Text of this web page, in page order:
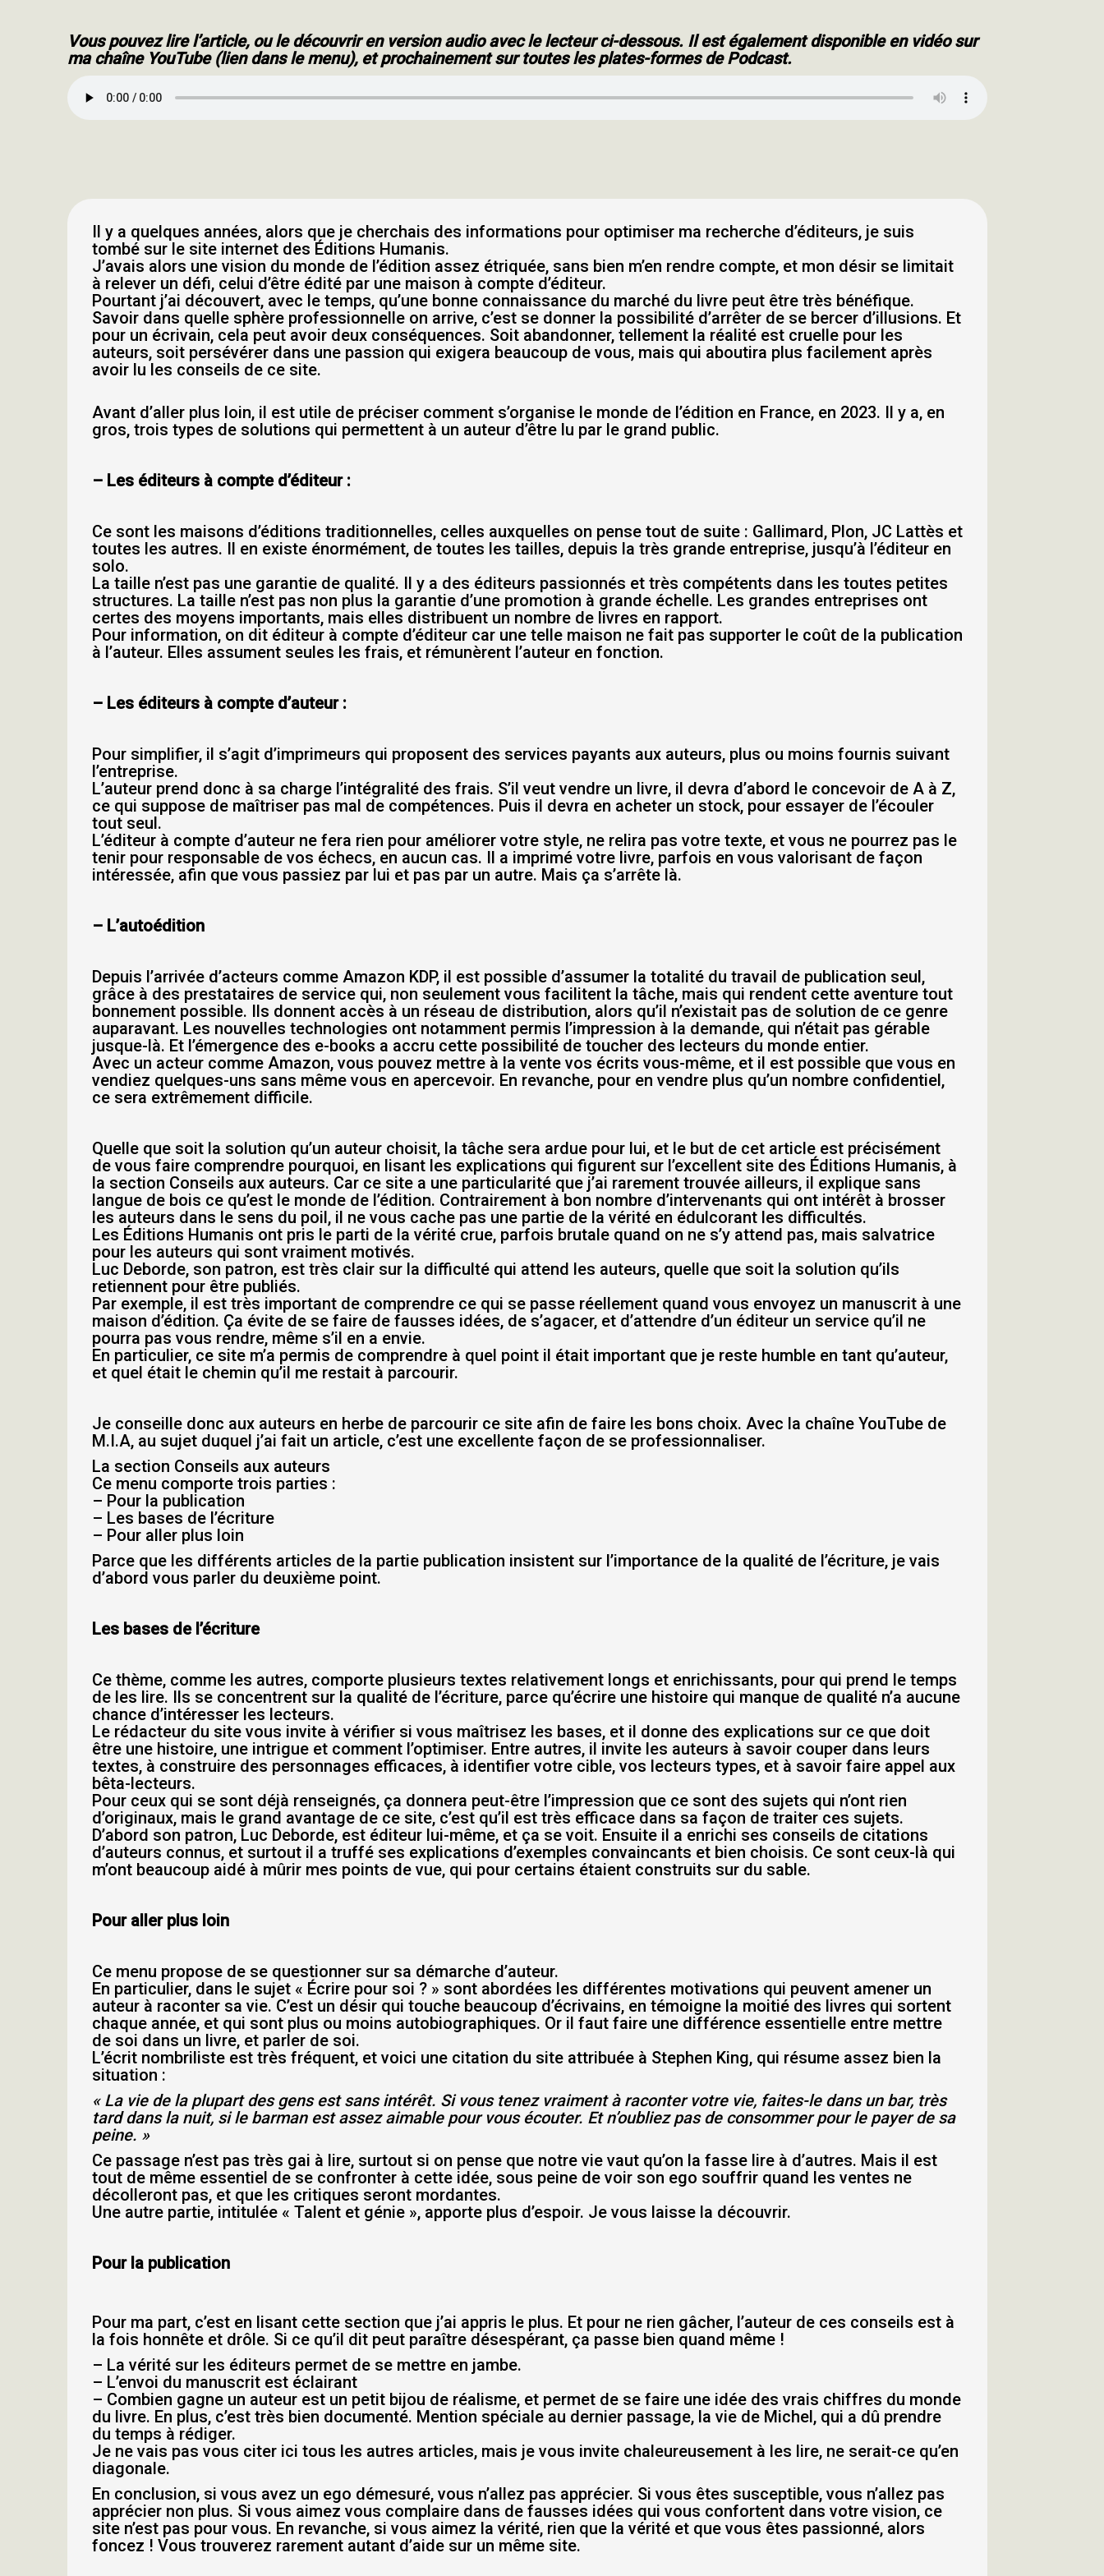
Vous pouvez lire l’article, ou le découvrir en version audio avec le lecteur ci-dessous. Il est également disponible en vidéo sur
ma chaîne YouTube (lien dans le menu), et prochainement sur toutes les plates-formes de Podcast.
Il y a quelques années, alors que je cherchais des informations pour optimiser ma recherche d’éditeurs, je suis
tombé sur le site internet des Éditions Humanis.
J’avais alors une vision du monde de l’édition assez étriquée, sans bien m’en rendre compte, et mon désir se limitait
à relever un défi, celui d’être édité par une maison à compte d’éditeur.
Pourtant j’ai découvert, avec le temps, qu’une bonne connaissance du marché du livre peut être très bénéfique.
Savoir dans quelle sphère professionnelle on arrive, c’est se donner la possibilité d’arrêter de se bercer d’illusions. Et
pour un écrivain, cela peut avoir deux conséquences. Soit abandonner, tellement la réalité est cruelle pour les
auteurs, soit persévérer dans une passion qui exigera beaucoup de vous, mais qui aboutira plus facilement après
avoir lu les conseils de ce site.
Avant d’aller plus loin, il est utile de préciser comment s’organise le monde de l’édition en France, en 2023. Il y a, en
gros, trois types de solutions qui permettent à un auteur d’être lu par le grand public.
– Les éditeurs à compte d’éditeur :
Ce sont les maisons d’éditions traditionnelles, celles auxquelles on pense tout de suite : Gallimard, Plon, JC Lattès et
toutes les autres. Il en existe énormément, de toutes les tailles, depuis la très grande entreprise, jusqu’à l’éditeur en
solo.
La taille n’est pas une garantie de qualité. Il y a des éditeurs passionnés et très compétents dans les toutes petites
structures. La taille n’est pas non plus la garantie d’une promotion à grande échelle. Les grandes entreprises ont
certes des moyens importants, mais elles distribuent un nombre de livres en rapport.
Pour information, on dit éditeur à compte d’éditeur car une telle maison ne fait pas supporter le coût de la publication
à l’auteur. Elles assument seules les frais, et rémunèrent l’auteur en fonction.
– Les éditeurs à compte d’auteur :
Pour simplifier, il s’agit d’imprimeurs qui proposent des services payants aux auteurs, plus ou moins fournis suivant
l’entreprise.
L’auteur prend donc à sa charge l’intégralité des frais. S’il veut vendre un livre, il devra d’abord le concevoir de A à Z,
ce qui suppose de maîtriser pas mal de compétences. Puis il devra en acheter un stock, pour essayer de l’écouler
tout seul.
L’éditeur à compte d’auteur ne fera rien pour améliorer votre style, ne relira pas votre texte, et vous ne pourrez pas le
tenir pour responsable de vos échecs, en aucun cas. Il a imprimé votre livre, parfois en vous valorisant de façon
intéressée, afin que vous passiez par lui et pas par un autre. Mais ça s’arrête là.
– L’autoédition
Depuis l’arrivée d’acteurs comme Amazon KDP, il est possible d’assumer la totalité du travail de publication seul,
grâce à des prestataires de service qui, non seulement vous facilitent la tâche, mais qui rendent cette aventure tout
bonnement possible. Ils donnent accès à un réseau de distribution, alors qu’il n’existait pas de solution de ce genre
auparavant. Les nouvelles technologies ont notamment permis l’impression à la demande, qui n’était pas gérable
jusque-là. Et l’émergence des e-books a accru cette possibilité de toucher des lecteurs du monde entier.
Avec un acteur comme Amazon, vous pouvez mettre à la vente vos écrits vous-même, et il est possible que vous en
vendiez quelques-uns sans même vous en apercevoir. En revanche, pour en vendre plus qu’un nombre confidentiel,
ce sera extrêmement difficile.
Quelle que soit la solution qu’un auteur choisit, la tâche sera ardue pour lui, et le but de cet article est précisément
de vous faire comprendre pourquoi, en lisant les explications qui figurent sur l’excellent site des Éditions Humanis, à
la section Conseils aux auteurs. Car ce site a une particularité que j’ai rarement trouvée ailleurs, il explique sans
langue de bois ce qu’est le monde de l’édition. Contrairement à bon nombre d’intervenants qui ont intérêt à brosser
les auteurs dans le sens du poil, il ne vous cache pas une partie de la vérité en édulcorant les difficultés.
Les Éditions Humanis ont pris le parti de la vérité crue, parfois brutale quand on ne s’y attend pas, mais salvatrice
pour les auteurs qui sont vraiment motivés.
Luc Deborde, son patron, est très clair sur la difficulté qui attend les auteurs, quelle que soit la solution qu’ils
retiennent pour être publiés.
Par exemple, il est très important de comprendre ce qui se passe réellement quand vous envoyez un manuscrit à une
maison d’édition. Ça évite de se faire de fausses idées, de s’agacer, et d’attendre d’un éditeur un service qu’il ne
pourra pas vous rendre, même s’il en a envie.
En particulier, ce site m’a permis de comprendre à quel point il était important que je reste humble en tant qu’auteur,
et quel était le chemin qu’il me restait à parcourir.
Je conseille donc aux auteurs en herbe de parcourir ce site afin de faire les bons choix. Avec la chaîne YouTube de
M.I.A, au sujet duquel j’ai fait un article, c’est une excellente façon de se professionnaliser.
La section Conseils aux auteurs
Ce menu comporte trois parties :
– Pour la publication
– Les bases de l’écriture
– Pour aller plus loin
Parce que les différents articles de la partie publication insistent sur l’importance de la qualité de l’écriture, je vais
d’abord vous parler du deuxième point.
Les bases de l’écriture
Ce thème, comme les autres, comporte plusieurs textes relativement longs et enrichissants, pour qui prend le temps
de les lire. Ils se concentrent sur la qualité de l’écriture, parce qu’écrire une histoire qui manque de qualité n’a aucune
chance d’intéresser les lecteurs.
Le rédacteur du site vous invite à vérifier si vous maîtrisez les bases, et il donne des explications sur ce que doit
être une histoire, une intrigue et comment l’optimiser. Entre autres, il invite les auteurs à savoir couper dans leurs
textes, à construire des personnages efficaces, à identifier votre cible, vos lecteurs types, et à savoir faire appel aux
bêta-lecteurs.
Pour ceux qui se sont déjà renseignés, ça donnera peut-être l’impression que ce sont des sujets qui n’ont rien
d’originaux, mais le grand avantage de ce site, c’est qu’il est très efficace dans sa façon de traiter ces sujets.
D’abord son patron, Luc Deborde, est éditeur lui-même, et ça se voit. Ensuite il a enrichi ses conseils de citations
d’auteurs connus, et surtout il a truffé ses explications d’exemples convaincants et bien choisis. Ce sont ceux-là qui
m’ont beaucoup aidé à mûrir mes points de vue, qui pour certains étaient construits sur du sable.
Pour aller plus loin
Ce menu propose de se questionner sur sa démarche d’auteur.
En particulier, dans le sujet « Écrire pour soi ? » sont abordées les différentes motivations qui peuvent amener un
auteur à raconter sa vie. C’est un désir qui touche beaucoup d’écrivains, en témoigne la moitié des livres qui sortent
chaque année, et qui sont plus ou moins autobiographiques. Or il faut faire une différence essentielle entre mettre
de soi dans un livre, et parler de soi.
L’écrit nombriliste est très fréquent, et voici une citation du site attribuée à Stephen King, qui résume assez bien la
situation :
« La vie de la plupart des gens est sans intérêt. Si vous tenez vraiment à raconter votre vie, faites-le dans un bar, très
tard dans la nuit, si le barman est assez aimable pour vous écouter. Et n’oubliez pas de consommer pour le payer de sa
peine. »
Ce passage n’est pas très gai à lire, surtout si on pense que notre vie vaut qu’on la fasse lire à d’autres. Mais il est
tout de même essentiel de se confronter à cette idée, sous peine de voir son ego souffrir quand les ventes ne
décolleront pas, et que les critiques seront mordantes.
Une autre partie, intitulée « Talent et génie », apporte plus d’espoir. Je vous laisse la découvrir.
Pour la publication
Pour ma part, c’est en lisant cette section que j’ai appris le plus. Et pour ne rien gâcher, l’auteur de ces conseils est à
la fois honnête et drôle. Si ce qu’il dit peut paraître désespérant, ça passe bien quand même !
– La vérité sur les éditeurs permet de se mettre en jambe.
– L’envoi du manuscrit est éclairant
– Combien gagne un auteur est un petit bijou de réalisme, et permet de se faire une idée des vrais chiffres du monde
du livre. En plus, c’est très bien documenté. Mention spéciale au dernier passage, la vie de Michel, qui a dû prendre
du temps à rédiger.
Je ne vais pas vous citer ici tous les autres articles, mais je vous invite chaleureusement à les lire, ne serait-ce qu’en
diagonale.
En conclusion, si vous avez un ego démesuré, vous n’allez pas apprécier. Si vous êtes susceptible, vous n’allez pas
apprécier non plus. Si vous aimez vous complaire dans de fausses idées qui vous confortent dans votre vision, ce
site n’est pas pour vous. En revanche, si vous aimez la vérité, rien que la vérité et que vous êtes passionné, alors
foncez ! Vous trouverez rarement autant d’aide sur un même site.